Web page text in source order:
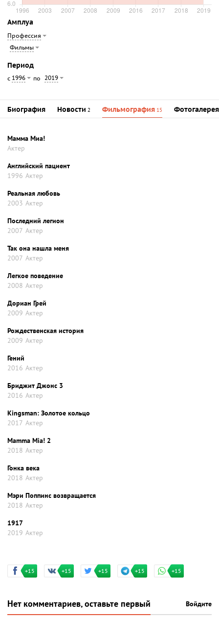
Амплуа
Профессия
Фильмы
Период
с 1996 по 2019
Биография Новости 2 Фильмография 15 Фотогалерея
Мамма Миа!
Актер
Английский пациент
1996 Актер
Реальная любовь
2003 Актер
Последний легион
2007 Актер
Так она нашла меня
2007 Актер
Легкое поведение
2008 Актер
Дориан Грей
2009 Актер
Рождественская история
2009 Актер
Гений
2016 Актер
Бриджит Джонс 3
2016 Актер
Kingsman: Золотое кольцо
2017 Актер
Mamma Mia! 2
2018 Актер
Гонка века
2018 Актер
Мэри Поппинс возвращается
2018 Актер
1917
2019 Актер
+15 +15 +15 +15 +15
Нет комментариев, оставьте первый Войдите